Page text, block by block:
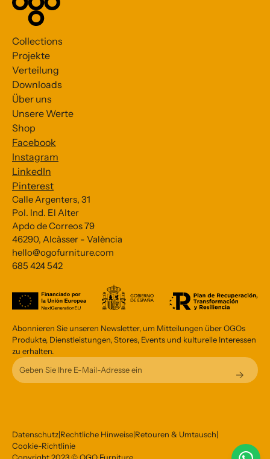
Collections
Projekte
Verteilung
Downloads
Über uns
Unsere Werte
Shop
Facebook
Instagram
LinkedIn
Pinterest
Calle Argenters, 31
Pol. Ind. El Alter
Apdo de Correos 79
46290, Alcàsser - València
hello@ogofurniture.com
685 424 542
Abonnieren Sie unseren Newsletter, um Mitteilungen über OGOs
Produkte, Dienstleistungen, Stores, Events und kulturelle Interessen
zu erhalten.
Datenschutz|Rechtliche Hinweise|Retouren & Umtausch|
Cookie-Richtlinie
Subscribe to our Newsletter